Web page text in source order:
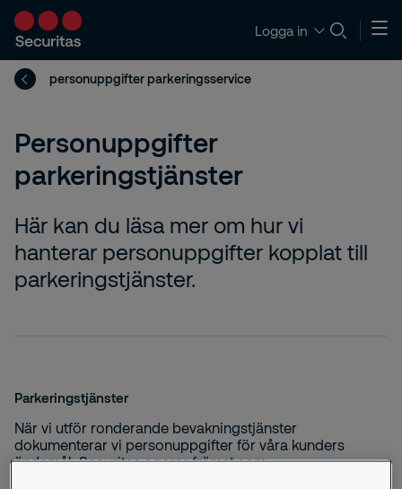
Logga in
personuppgifter parkeringsservice
Personuppgifter
parkeringstjänster
Här kan du läsa mer om hur vi
hanterar personuppgifter kopplat till
parkeringstjänster.
Parkeringstjänster
När vi utför ronderande bevakningstjänster
dokumenterar vi personuppgifter för våra kunders
ändamål. Securitas agerar främst som